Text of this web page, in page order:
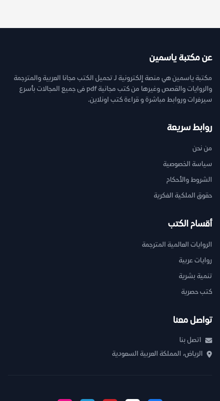
عن مكتبة ياسمين
مكتبة ياسمين هي منصة إلكترونية لـ تحميل الكتب مجانا العربية والمترجمة
والروايات والقصص وغيرها من كتب مجانية pdf فى جميع المجالات بأسرع
سيرفرات وروابط مباشرة و قراءة كتب اونلاين.
روابط سريعة
من نحن
سياسة الخصوصية
الشروط والأحكام
حقوق الملكية الفكرية
أقسام الكتب
الروايات العالمية المترجمة
روايات عربية
تنمية بشرية
كتب حصرية
تواصل معنا
اتصل بنا
الرياض، المملكة العربية السعودية